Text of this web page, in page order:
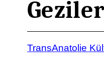
TransAnatolie